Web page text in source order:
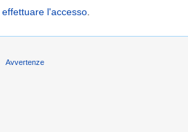
effettuare l'accesso.
Avvertenze